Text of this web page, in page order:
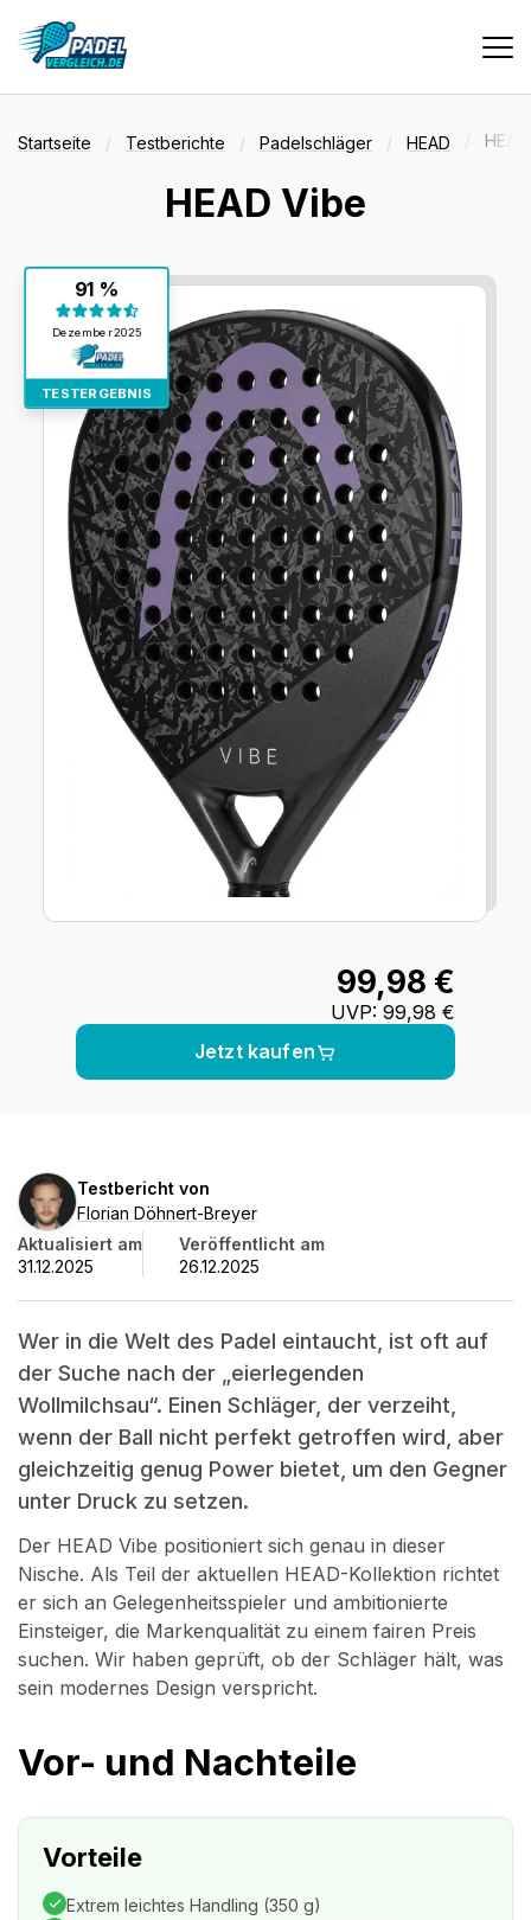
Vergleiche
Deals
Suche
Startseite Testberichte Padelschläger HEAD
HEAD Vibe
91 %
Dezember 2025
Testergebnis:
91 %
TESTERGEBNIS
99,98 €
UVP: 99,98 €
Jetzt kaufen
Florian
Döhnert-
Breyer
Testbericht von
Florian Döhnert-Breyer
Aktualisiert am
31.12.2025
Veröffentlicht am
26.12.2025
Wer in die Welt des Padel eintaucht, ist oft auf
der Suche nach der „eierlegenden
Wollmilchsau“. Einen Schläger, der verzeiht,
wenn der Ball nicht perfekt getroffen wird, aber
gleichzeitig genug Power bietet, um den Gegner
unter Druck zu setzen.
Der HEAD Vibe positioniert sich genau in dieser
Nische. Als Teil der aktuellen HEAD-Kollektion richtet
er sich an Gelegenheitsspieler und ambitionierte
Einsteiger, die Markenqualität zu einem fairen Preis
suchen. Wir haben geprüft, ob der Schläger hält, was
sein modernes Design verspricht.
Vor- und Nachteile
Vorteile
Extrem leichtes Handling (350 g)